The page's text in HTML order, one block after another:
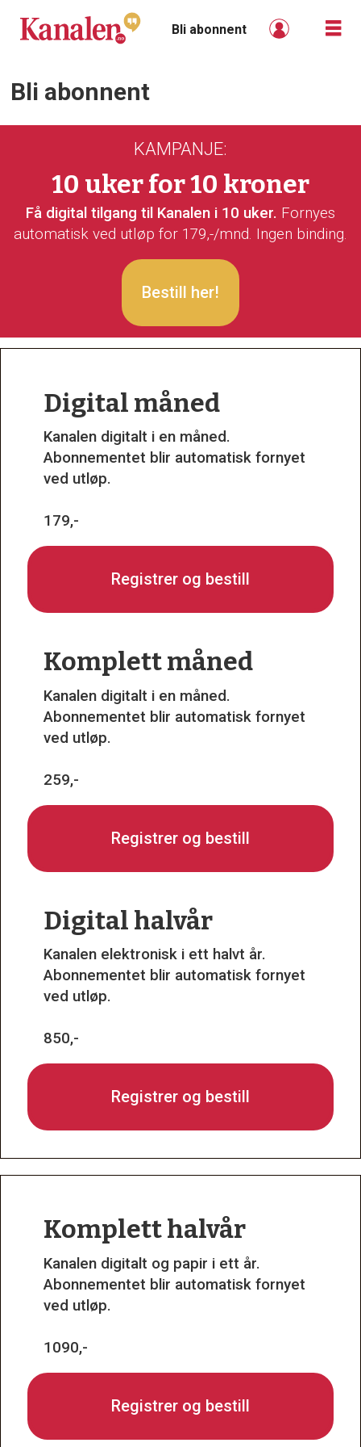
Bli abonnent
Bli
abonnent
kanalen
Bli abonnent
KAMPANJE:
10 uker for 10 kroner
Få digital tilgang til Kanalen i 10 uker. Fornyes
automatisk ved utløp for 179,-/mnd. Ingen binding.
Bestill her!
Digital måned
Kanalen digitalt i en måned.
Abonnementet blir automatisk fornyet
ved utløp.
179,-
Registrer og bestill
Komplett måned
Kanalen digitalt i en måned.
Abonnementet blir automatisk fornyet
ved utløp.
259,-
Registrer og bestill
Digital halvår
Kanalen elektronisk i ett halvt år.
Abonnementet blir automatisk fornyet
ved utløp.
850,-
Registrer og bestill
Komplett halvår
Kanalen digitalt og papir i ett år.
Abonnementet blir automatisk fornyet
ved utløp.
1090,-
Registrer og bestill